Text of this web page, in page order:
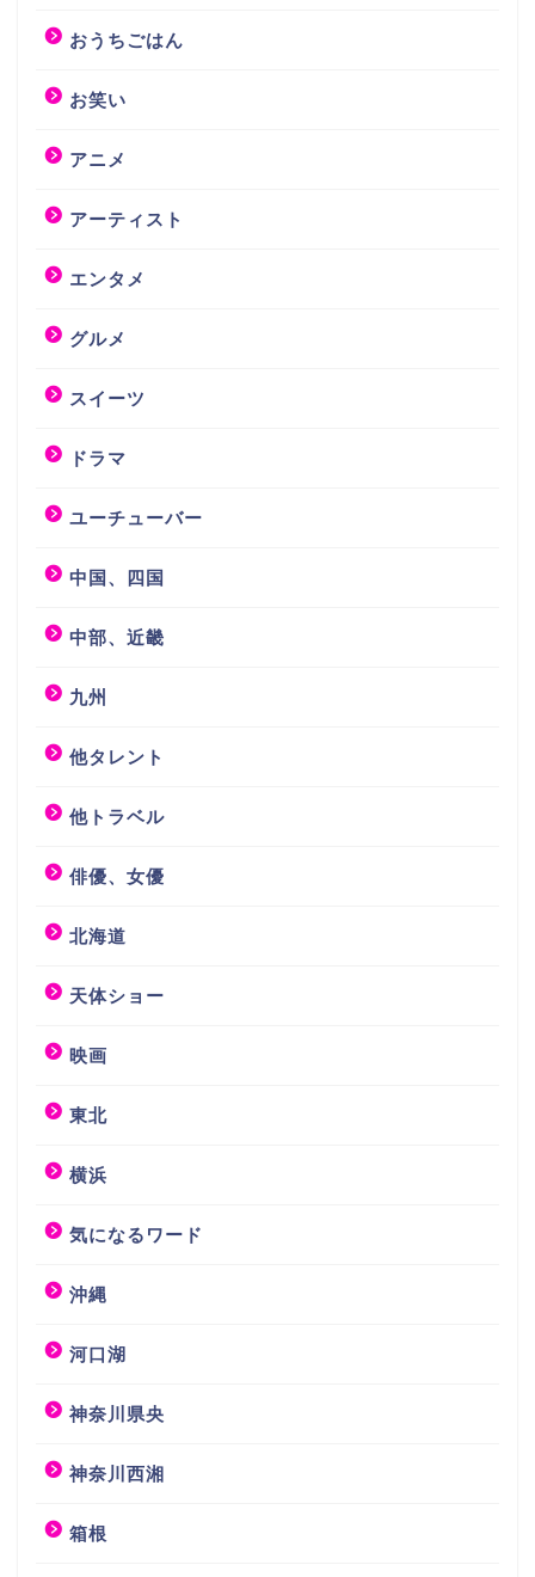
おうちごはん
お笑い
アニメ
アーティスト
エンタメ
グルメ
スイーツ
ドラマ
ユーチューバー
中国、四国
中部、近畿
九州
他タレント
他トラベル
俳優、女優
北海道
天体ショー
映画
東北
横浜
気になるワード
沖縄
河口湖
神奈川県央
神奈川西湘
箱根